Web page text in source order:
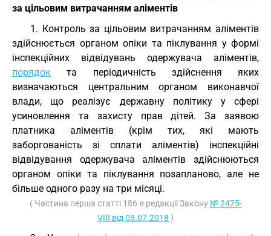
за цільовим витрачанням аліментів
1. Контроль за цільовим витрачанням аліментів
здійснюється органом опіки та піклування у формі
інспекційних відвідувань одержувача аліментів,
порядок та періодичність здійснення яких
визначаються центральним органом виконавчої
влади, що реалізує державну політику у сфері
усиновлення та захисту прав дітей. За заявою
платника аліментів (крім тих, які мають
заборгованість зі сплати аліментів) інспекційні
відвідування одержувача аліментів здійснюються
органом опіки та піклування позапланово, але не
більше одного разу на три місяці.
( Частина перша статті 186 в редакції Закону № 2475-
VIII від 03.07.2018 )